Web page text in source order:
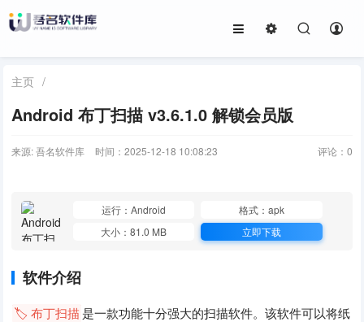
主页 /
Android 布丁扫描 v3.6.1.0 解锁会员版
来源: 吾名软件库 时间：2025-12-18 10:08:23 评论： 0
运行：Android
格式：apk
大小：81.0 MB
立即下载
软件介绍
🏷️ 布丁扫描 是一款功能十分强大的扫描软件。该软件可以将纸